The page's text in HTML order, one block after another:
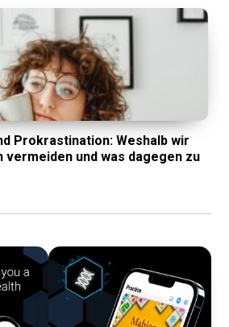
Prokrastination: Weshalb wir
vermeiden und was dagegen zu